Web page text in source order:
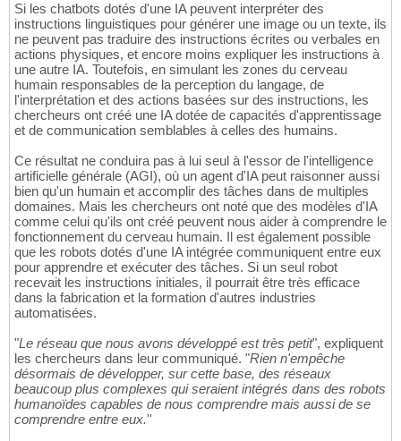
Si les chatbots dotés d'une IA peuvent interpréter des
instructions linguistiques pour générer une image ou un texte, ils
ne peuvent pas traduire des instructions écrites ou verbales en
actions physiques, et encore moins expliquer les instructions à
une autre IA. Toutefois, en simulant les zones du cerveau
humain responsables de la perception du langage, de
l'interprétation et des actions basées sur des instructions, les
chercheurs ont créé une IA dotée de capacités d'apprentissage
et de communication semblables à celles des humains.
Ce résultat ne conduira pas à lui seul à l'essor de l'intelligence
artificielle générale (AGI), où un agent d'IA peut raisonner aussi
bien qu'un humain et accomplir des tâches dans de multiples
domaines. Mais les chercheurs ont noté que des modèles d'IA
comme celui qu'ils ont créé peuvent nous aider à comprendre le
fonctionnement du cerveau humain. Il est également possible
que les robots dotés d'une IA intégrée communiquent entre eux
pour apprendre et exécuter des tâches. Si un seul robot
recevait les instructions initiales, il pourrait être très efficace
dans la fabrication et la formation d'autres industries
automatisées.
"Le réseau que nous avons développé est très petit", expliquent
les chercheurs dans leur communiqué. "Rien n'empêche
désormais de développer, sur cette base, des réseaux
beaucoup plus complexes qui seraient intégrés dans des robots
humanoïdes capables de nous comprendre mais aussi de se
comprendre entre eux.''